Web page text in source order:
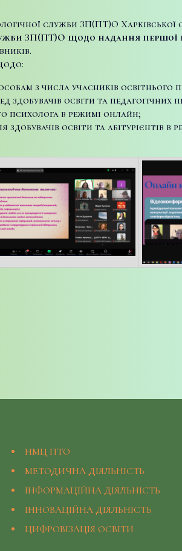
служби ЗП(ПТ)О Харківської
ЗП(ПТ)О щодо надання
з числа учасників освітнього
здобувачів освіти та педагогічних
психолога в режимі онлайн;
освіти та абітурієнтів в
НМЦ ПТО
МЕТОДИЧНА ДІЯЛЬНІСТЬ
ІНФОРМАЦІЙНА ДІЯЛЬНІСТЬ
ІННОВАЦІЙНА ДІЯЛЬНІСТЬ
ЦИФРОВІЗАЦІЯ ОСВІТИ